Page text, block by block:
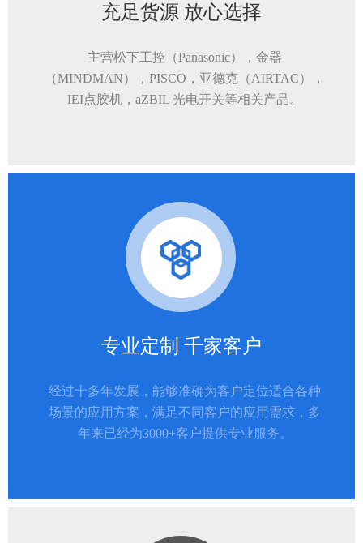
充足货源 放心选择
主营松下工控（Panasonic），金器
（MINDMAN），PISCO，亚德克（AIRTAC），
IEI点胶机，aZBIL 光电开关等相关产品。
专业定制 千家客户
经过十多年发展，能够准确为客户定位适合各种
场景的应用方案，满足不同客户的应用需求，多
年来已经为3000+客户提供专业服务。